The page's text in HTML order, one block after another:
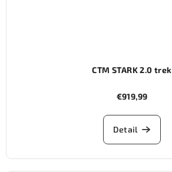
CTM STARK 2.0 trek
€919,99
Detail